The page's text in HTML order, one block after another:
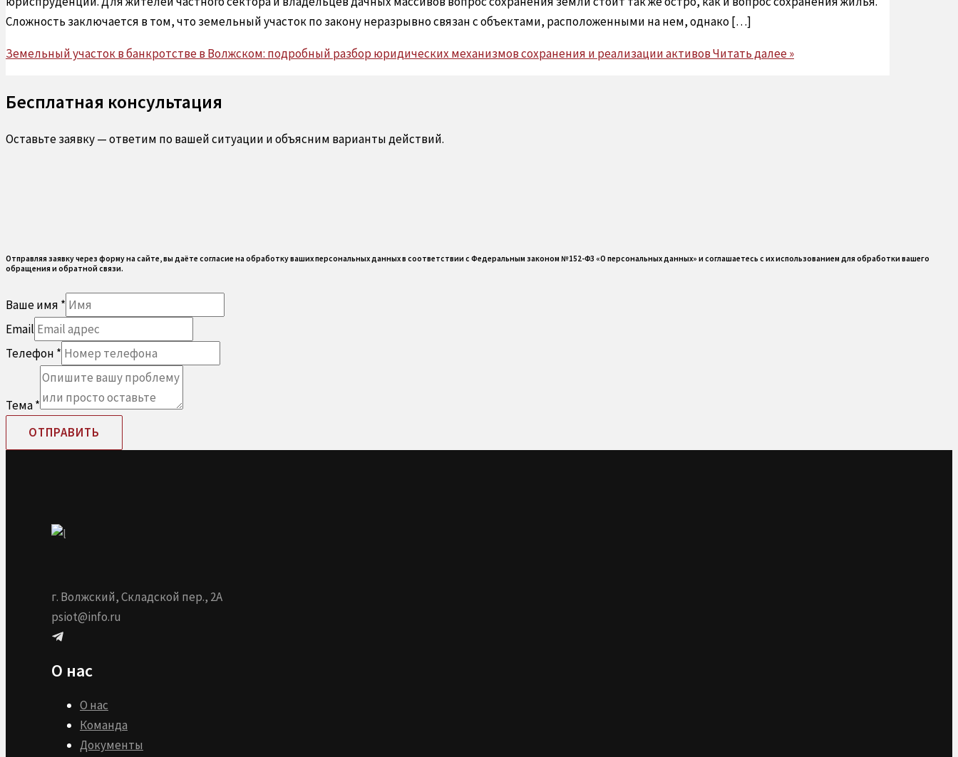
Сложность заключается в том, что земельный участок по закону неразрывно связан с объектами, расположенными на нем, однако […]
Земельный участок в банкротстве в Волжском: подробный разбор юридических механизмов сохранения и реализации активовЧитать далее »
Бесплатная консультация
Оставьте заявку — ответим по вашей ситуации и объясним варианты действий.
Отправляя заявку через форму на сайте, вы даёте согласие на обработку ваших персональных данных в соответствии с Федеральным законом №152-ФЗ «О персональных данных» и соглашаетесь с их использованием для обработки вашего
обращения и обратной связи.
Ваше имя *
Email
Телефон *
Тема*
ОТПРАВИТЬ
г. Волжский, Складской пер., 2А
psiot@info.ru
О нас
О нас
Команда
Документы